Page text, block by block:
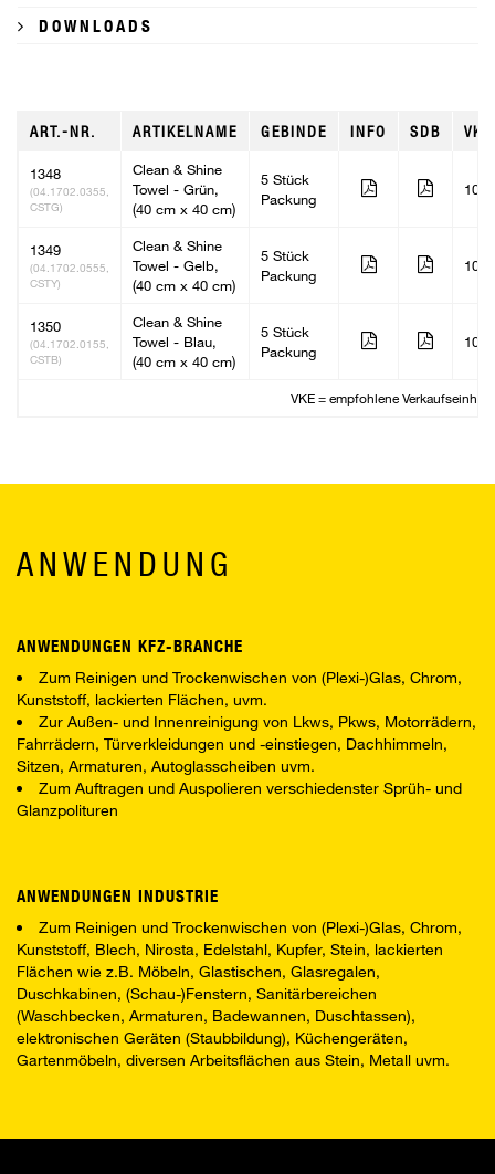
DOWNLOADS
ART.-NR. ARTIKELNAME GEBINDE INFO SDB VKE
1348
(04.1702.0355,
CSTG)
Clean & Shine
Towel - Grün,
(40 cm x 40 cm)
5 Stück
Packung
10
1349
(04.1702.0555,
CSTY)
Clean & Shine
Towel - Gelb,
(40 cm x 40 cm)
5 Stück
Packung
10
1350
(04.1702.0155,
CSTB)
Clean & Shine
Towel - Blau,
(40 cm x 40 cm)
5 Stück
Packung
10
VKE = empfohlene Verkaufseinheit
ANWENDUNG
ANWENDUNGEN KFZ-BRANCHE
Zum Reinigen und Trockenwischen von (Plexi-)Glas, Chrom,
Kunststoff, lackierten Flächen, uvm.
Zur Außen- und Innenreinigung von Lkws, Pkws, Motorrädern,
Fahrrädern, Türverkleidungen und -einstiegen, Dachhimmeln,
Sitzen, Armaturen, Autoglasscheiben uvm.
Zum Auftragen und Auspolieren verschiedenster Sprüh- und
Glanzpolituren
ANWENDUNGEN INDUSTRIE
Zum Reinigen und Trockenwischen von (Plexi-)Glas, Chrom,
Kunststoff, Blech, Nirosta, Edelstahl, Kupfer, Stein, lackierten
Flächen wie z.B. Möbeln, Glastischen, Glasregalen,
Duschkabinen, (Schau-)Fenstern, Sanitärbereichen
(Waschbecken, Armaturen, Badewannen, Duschtassen),
elektronischen Geräten (Staubbildung), Küchengeräten,
Gartenmöbeln, diversen Arbeitsflächen aus Stein, Metall uvm.